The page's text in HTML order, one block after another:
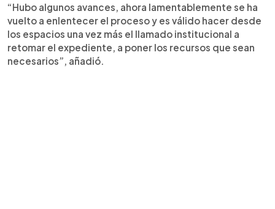
“Hubo algunos avances, ahora lamentablemente se ha
vuelto a enlentecer el proceso y es válido hacer desde
los espacios una vez más el llamado institucional a
retomar el expediente, a poner los recursos que sean
necesarios”, añadió.